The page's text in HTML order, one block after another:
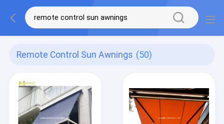
Remote Control Sun Awnings (50)